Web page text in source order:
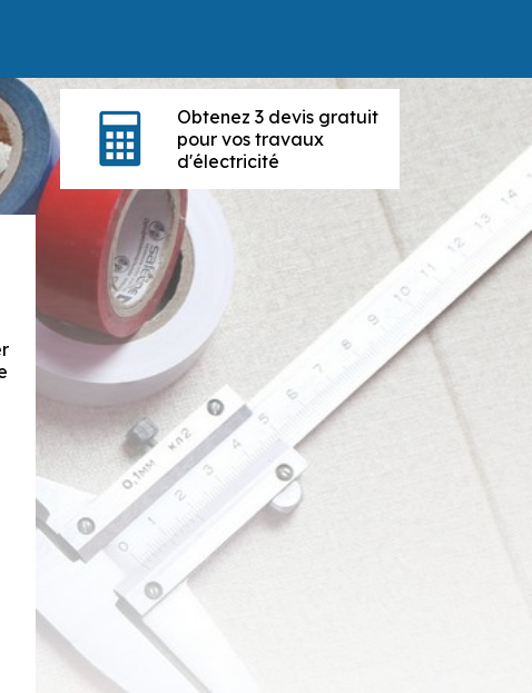
Obtenez 3 devis gratuit
pour vos travaux
d'électricité